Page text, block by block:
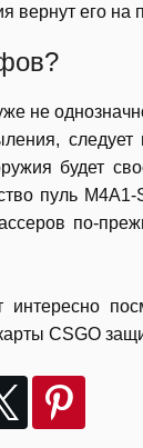
его на
не
следует
будет
пуль
по-
CSGO